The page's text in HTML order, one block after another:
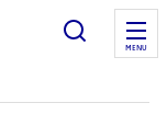
Ouvrir
MENU